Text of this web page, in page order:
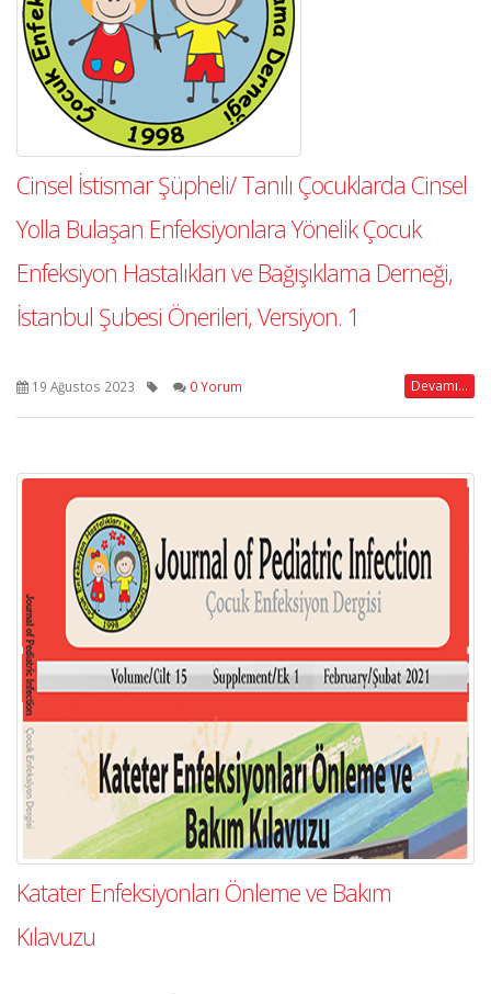
Cinsel İstismar Şüpheli/ Tanılı Çocuklarda Cinsel
Yolla Bulaşan Enfeksiyonlara Yönelik Çocuk
Enfeksiyon Hastalıkları ve Bağışıklama Derneği,
İstanbul Şubesi Önerileri, Versiyon. 1
19 Ağustos 2023 0 Yorum Devamı...
Katater Enfeksiyonları Önleme ve Bakım
Kılavuzu